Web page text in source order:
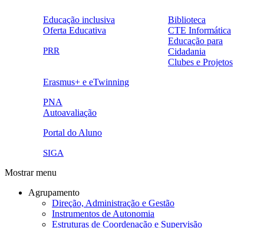
ensinoinclusivo.png
Educação inclusiva
link1.png
Biblioteca
oferta_edu.png
Oferta Educativa
cte2.png
CTE Informática
selo_importancia_estrategica.png
PRR
logo_epc_2.png
Educação para
Cidadania
Clubes e Projetos
ue.png.png
Erasmus+ e eTwinning
pna.png
PNA
eye-42848_640.png
Autoavaliação
link4.png
Portal do Aluno
SIGA
Mostrar menu
Agrupamento
Direção, Administração e Gestão
Instrumentos de Autonomia
Estruturas de Coordenação e Supervisão